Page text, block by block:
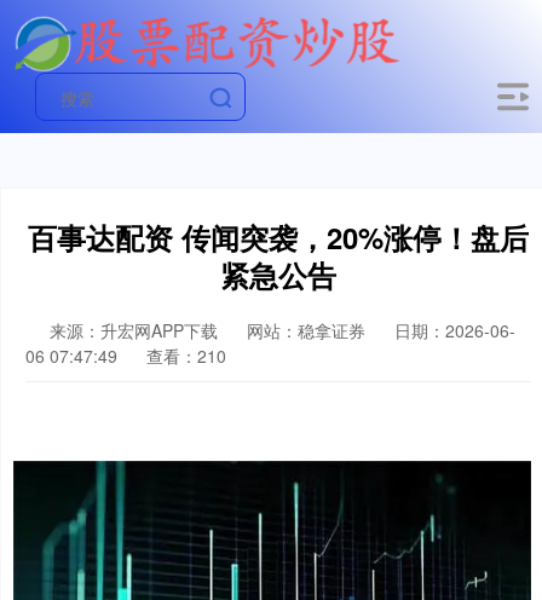
百事达配资 传闻突袭，20%涨停！盘后
紧急公告
来源：升宏网APP下载 网站：稳拿证券
日期：2026-06-
06 07:47:49
查看：210